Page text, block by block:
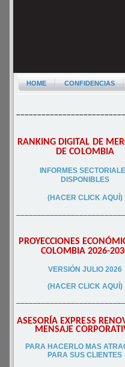
HOME CONFIDENCIAS
RANKING DIGITAL DE
DE COLOMBIA
INFORMES
DISPONIBLES
(HACER CLICK AQUÍ)
PROYECCIONES
COLOMBIA 2026-
VERSIÓN JULIO 2026
(HACER CLICK AQUÍ)
ASESORÍA EXPRESS
MENSAJE
PARA HACERLO MAS
PARA SUS CLIENTES